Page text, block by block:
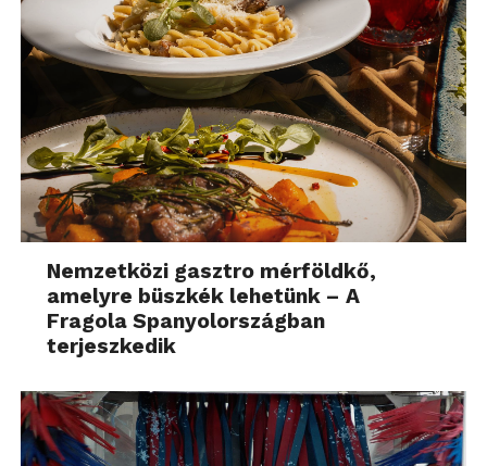
Nemzetközi gasztro mérföldkő,
amelyre büszkék lehetünk – A
Fragola Spanyolországban
terjeszkedik